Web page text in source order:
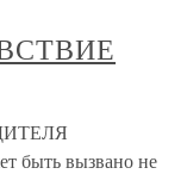
быть вызвано не